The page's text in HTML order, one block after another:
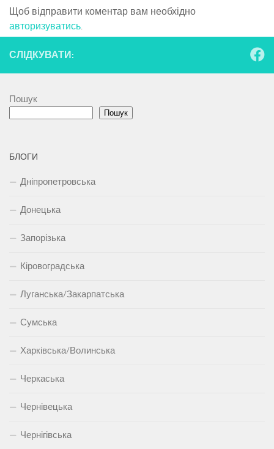
Щоб відправити коментар вам необхідно
авторизуватись.
СЛІДКУВАТИ:
Пошук
Пошук
БЛОГИ
Дніпропетровська
Донецька
Запорізька
Кіровоградська
Луганська/Закарпатська
Сумська
Харківська/Волинська
Черкаська
Чернівецька
Чернігівська